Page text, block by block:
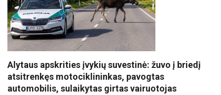
Alytaus apskrities įvykių suvestinė: žuvo į briedį
atsitrenkęs motociklininkas, pavogtas
automobilis, sulaikytas girtas vairuotojas